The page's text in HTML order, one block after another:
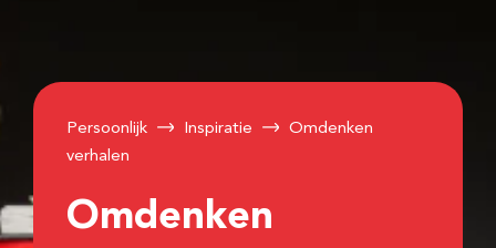
Persoonlijk Inspiratie
Omdenken
verhalen
Omdenken